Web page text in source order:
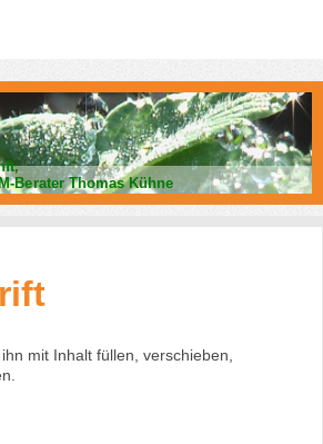
Berater Thomas Kühne
mit Inhalt füllen, verschieben,